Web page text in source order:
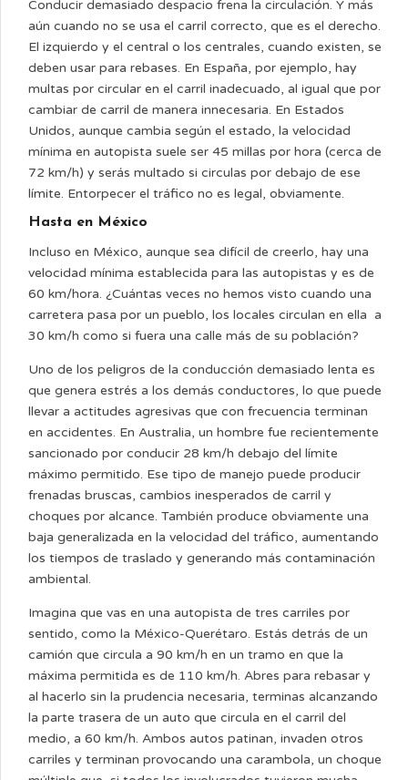
Conducir demasiado despacio frena la circulación. Y más
aún cuando no se usa el carril correcto, que es el derecho.
El izquierdo y el central o los centrales, cuando existen, se
deben usar para rebases. En España, por ejemplo, hay
multas por circular en el carril inadecuado, al igual que por
cambiar de carril de manera innecesaria. En Estados
Unidos, aunque cambia según el estado, la velocidad
mínima en autopista suele ser 45 millas por hora (cerca de
72 km/h) y serás multado si circulas por debajo de ese
límite. Entorpecer el tráfico no es legal, obviamente.
Hasta en México
Incluso en México, aunque sea difícil de creerlo, hay una
velocidad mínima establecida para las autopistas y es de
60 km/hora. ¿Cuántas veces no hemos visto cuando una
carretera pasa por un pueblo, los locales circulan en ella a
30 km/h como si fuera una calle más de su población?
Uno de los peligros de la conducción demasiado lenta es
que genera estrés a los demás conductores, lo que puede
llevar a actitudes agresivas que con frecuencia terminan
en accidentes. En Australia, un hombre fue recientemente
sancionado por conducir 28 km/h debajo del límite
máximo permitido. Ese tipo de manejo puede producir
frenadas bruscas, cambios inesperados de carril y
choques por alcance. También produce obviamente una
baja generalizada en la velocidad del tráfico, aumentando
los tiempos de traslado y generando más contaminación
ambiental.
Imagina que vas en una autopista de tres carriles por
sentido, como la México-Querétaro. Estás detrás de un
camión que circula a 90 km/h en un tramo en que la
máxima permitida es de 110 km/h. Abres para rebasar y
al hacerlo sin la prudencia necesaria, terminas alcanzando
la parte trasera de un auto que circula en el carril del
medio, a 60 km/h. Ambos autos patinan, invaden otros
carriles y terminan provocando una carambola, un choque